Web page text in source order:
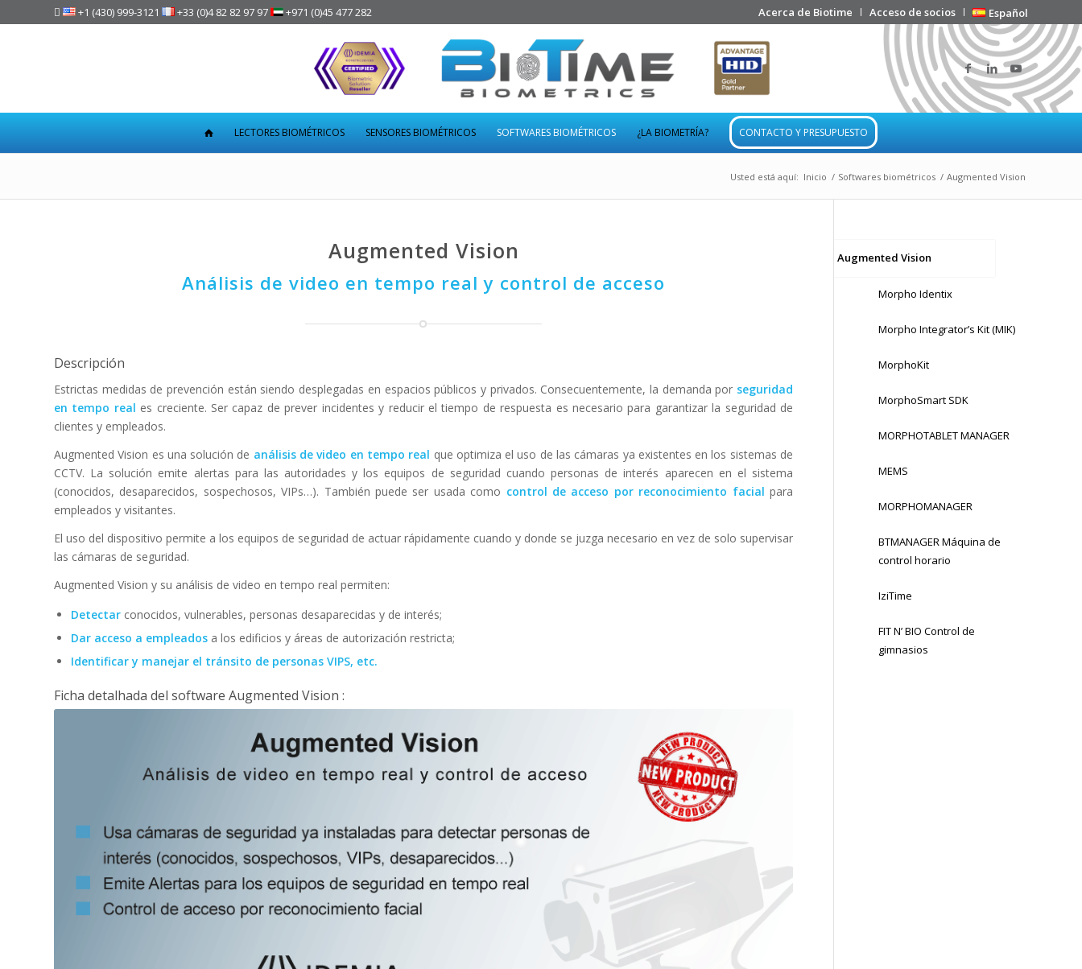
Acerca de Biotime Acceso de socios Español
 +1 (430) 999-3121 +33 (0)4 82 82 97 97 +971 (0)45 477 282
LECTORES BIOMÉTRICOS SENSORES BIOMÉTRICOS SOFTWARES BIOMÉTRICOS ¿LA BIOMETRÍA? CONTACTO Y PRESUPUESTO
Usted está aquí: Inicio / Softwares biométricos / Augmented Vision
Augmented Vision
Análisis de video en tempo real y control de acceso
Descripción
Estrictas medidas de prevención están siendo desplegadas en espacios públicos y privados. Consecuentemente, la demanda por seguridad
en tempo real es creciente. Ser capaz de prever incidentes y reducir el tiempo de respuesta es necesario para garantizar la seguridad de
clientes y empleados.
Augmented Vision es una solución de análisis de video en tempo real que optimiza el uso de las cámaras ya existentes en los sistemas de
CCTV. La solución emite alertas para las autoridades y los equipos de seguridad cuando personas de interés aparecen en el sistema
(conocidos, desaparecidos, sospechosos, VIPs…). También puede ser usada como control de acceso por reconocimiento facial para
empleados y visitantes.
El uso del dispositivo permite a los equipos de seguridad de actuar rápidamente cuando y donde se juzga necesario en vez de solo supervisar
las cámaras de seguridad.
Augmented Vision y su análisis de video en tempo real permiten:
Detectar conocidos, vulnerables, personas desaparecidas y de interés;
Dar acceso a empleados a los edificios y áreas de autorización restricta;
Identificar y manejar el tránsito de personas VIPS, etc.
Ficha detalhada del software Augmented Vision :
Augmented Vision
Morpho Identix
Morpho Integrator’s Kit (MIK)
MorphoKit
MorphoSmart SDK
MORPHOTABLET MANAGER
MEMS
MORPHOMANAGER
BTMANAGER Máquina de
control horario
IziTime
FIT N’ BIO Control de
gimnasios